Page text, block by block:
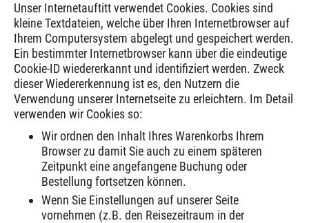
Unser Internetauftitt verwendet Cookies. Cookies sind
kleine Textdateien, welche über Ihren Internetbrowser auf
Ihrem Computersystem abgelegt und gespeichert werden.
Ein bestimmter Internetbrowser kann über die eindeutige
Cookie-ID wiedererkannt und identifiziert werden. Zweck
dieser Wiedererkennung ist es, den Nutzern die
Verwendung unserer Internetseite zu erleichtern. Im Detail
verwenden wir Cookies so:
Wir ordnen den Inhalt Ihres Warenkorbs Ihrem
Browser zu damit Sie auch zu einem späteren
Zeitpunkt eine angefangene Buchung oder
Bestellung fortsetzen können.
Wenn Sie Einstellungen auf unserer Seite
vornehmen (z.B. den Reisezeitraum in der